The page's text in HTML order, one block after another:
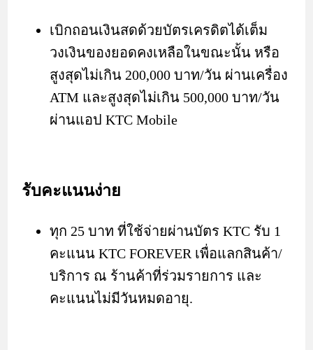
เบิกถอนเงินสดด้วยบัตรเครดิตได้เต็ม
วงเงินของยอดคงเหลือในขณะนั้น หรือ
สูงสุดไม่เกิน 200,000 บาท/วัน ผ่านเครื่อง
ATM และสูงสุดไม่เกิน 500,000 บาท/วัน
ผ่านแอป KTC Mobile
รับคะแนนง่าย
ทุก 25 บาท ที่ใช้จ่ายผ่านบัตร KTC รับ 1
คะแนน KTC FOREVER เพื่อแลกสินค้า/
บริการ ณ ร้านค้าที่ร่วมรายการ และ
คะแนนไม่มีวันหมดอายุ.